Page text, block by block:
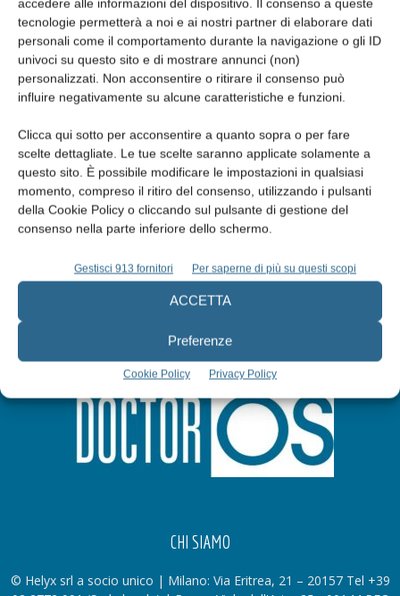
accedere alle informazioni del dispositivo. Il consenso a queste
tecnologie permetterà a noi e ai nostri partner di elaborare dati
personali come il comportamento durante la navigazione o gli ID
univoci su questo sito e di mostrare annunci (non)
personalizzati. Non acconsentire o ritirare il consenso può
influire negativamente su alcune caratteristiche e funzioni.
Clicca qui sotto per acconsentire a quanto sopra o per fare
scelte dettagliate. Le tue scelte saranno applicate solamente a
questo sito. È possibile modificare le impostazioni in qualsiasi
momento, compreso il ritiro del consenso, utilizzando i pulsanti
della Cookie Policy o cliccando sul pulsante di gestione del
consenso nella parte inferiore dello schermo.
Gestisci 913 fornitori Per saperne di più su questi scopi
ACCETTA
Preferenze
Cookie Policy Privacy Policy
Edicola web
Abbonati
Iscriviti alla newsletter
CHI SIAMO
© Helyx srl a socio unico | Milano: Via Eritrea, 21 – 20157 Tel +39